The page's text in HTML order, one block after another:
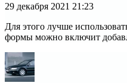
29 декабря 2021 21:23
Для этого лучше
формы можно включит